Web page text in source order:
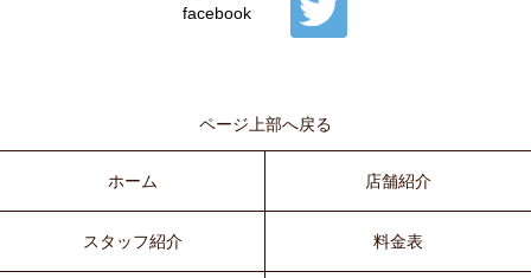
ページ上部へ戻る
ホーム 店舗紹介
スタッフ紹介 料金表